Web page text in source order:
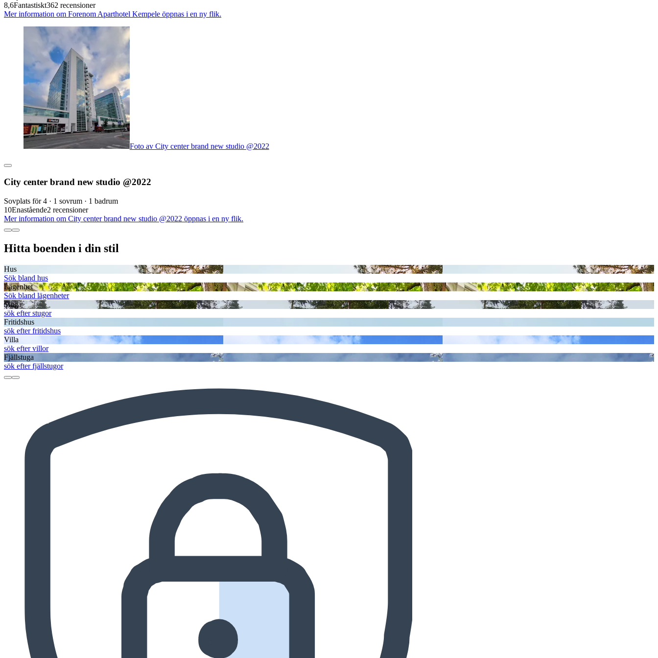
8,6Fantastiskt362 recensioner
Mer information om Forenom Aparthotel Kempele öppnas i en ny flik.
Foto av City center brand new studio @2022
City center brand new studio @2022
Sovplats för 4 · 1 sovrum · 1 badrum
10Enastående2 recensioner
Mer information om City center brand new studio @2022 öppnas i en ny flik.
Hitta boenden i din stil
Hus
Sök bland hus
Lägenhet
Sök bland lägenheter
Stuga
sök efter stugor
Fritidshus
sök efter fritidshus
Villa
sök efter villor
Fjällstuga
sök efter fjällstugor